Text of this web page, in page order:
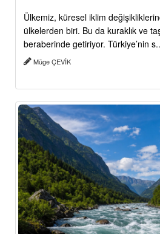
Ülkemiz, küresel iklim
ülkelerden biri. Bu da kuraklık ve
beraberinde getiriyor. Türkiye’nin
Müge ÇEVİK